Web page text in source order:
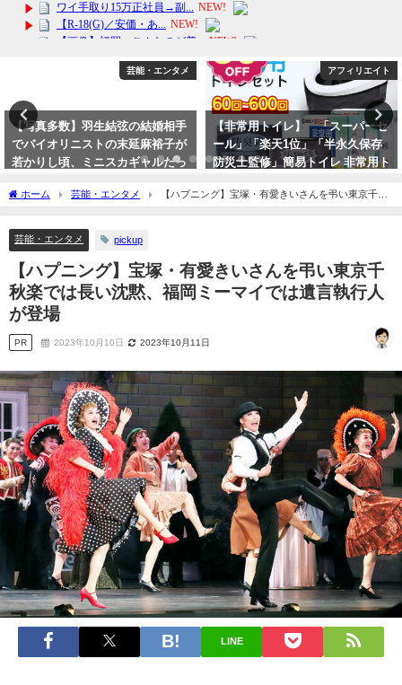
芸能・エンタメ
【写真多数】羽生結弦の結婚相手
でバイオリニストの末延麻裕子が
若かりし頃、ミニスカギャルだっ
た。
アフィリエイト
【非常用トイレ】 「スーパーセ
ール」「楽天1位」「半永久保存
防災士監修」簡易トイレ 非常用ト
イレセット
ホーム 芸能・エンタメ
【ハプニング】宝塚・有愛きいさんを弔い東京千秋
楽では長い沈黙、福岡ミーマイでは遺言執行人が登場
芸能・エンタメ pickup
【ハプニング】宝塚・有愛きいさんを弔い東京千
秋楽では長い沈黙、福岡ミーマイでは遺言執行人
が登場
PR 2023年10月10日 2023年10月11日
LINE